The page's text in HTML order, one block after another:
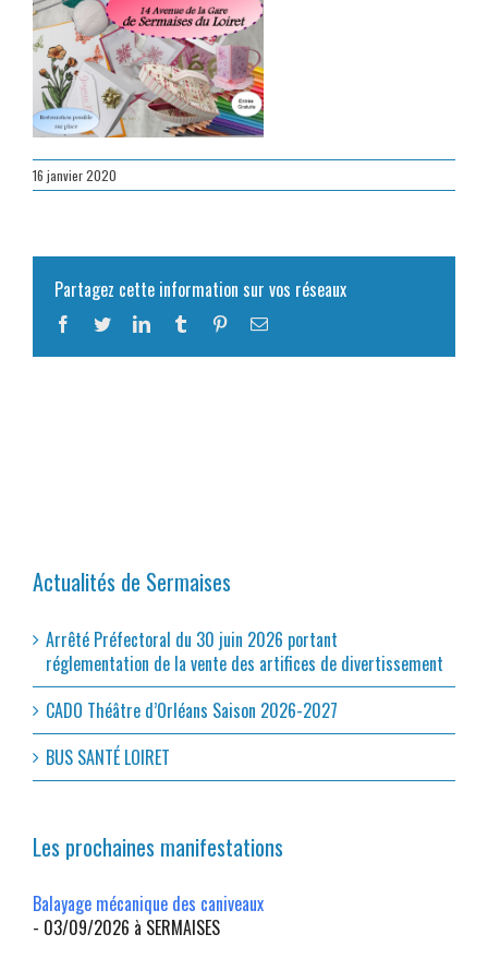
16 janvier 2020
Partagez cette information sur vos réseaux
Facebook
TwitterLinkedInTumblr PinterestEmail
Actualités de Sermaises
Arrêté Préfectoral du 30 juin 2026 portant
réglementation de la vente des artifices de divertissement
CADO Théâtre d’Orléans Saison 2026-2027
BUS SANTÉ LOIRET
Les prochaines manifestations
Balayage mécanique des caniveaux
- 03/09/2026 à SERMAISES